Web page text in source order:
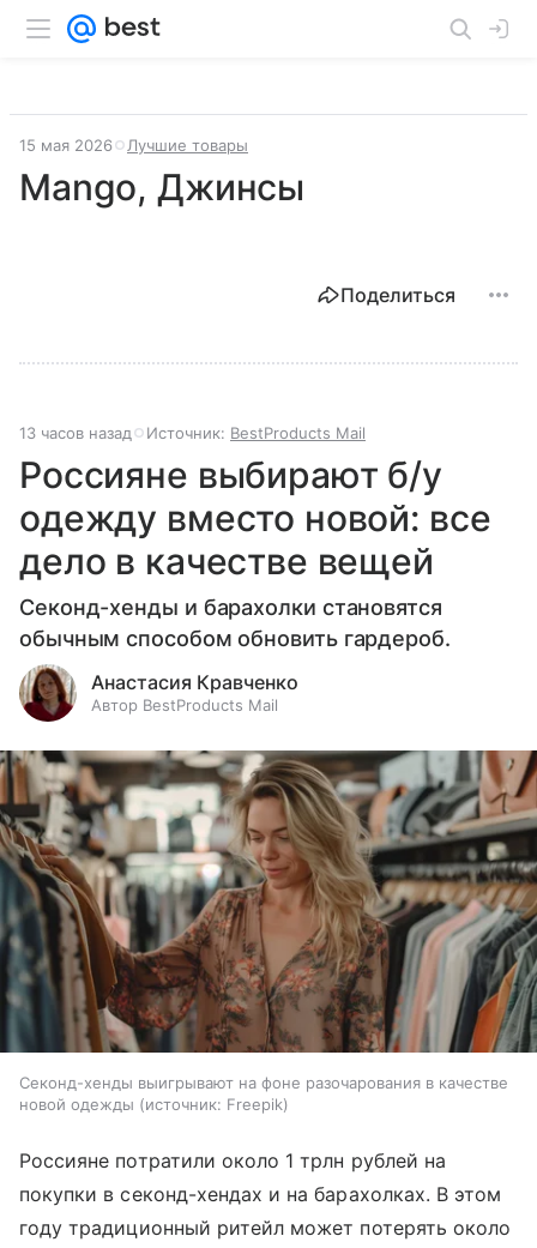
15 мая 2026 Лучшие товары
Mango, Джинсы
Поделиться
13 часов назад Источник: BestProducts Mail
Россияне выбирают б/у
одежду вместо новой: все
дело в качестве вещей
Секонд-хенды и барахолки становятся
обычным способом обновить гардероб.
Анастасия Кравченко
Автор BestProducts Mail
Секонд-хенды выигрывают на фоне разочарования в качестве
новой одежды
источник: Freepik
Россияне потратили около 1 трлн рублей на
покупки в секонд-хендах и на барахолках. В этом
году традиционный ритейл может потерять около